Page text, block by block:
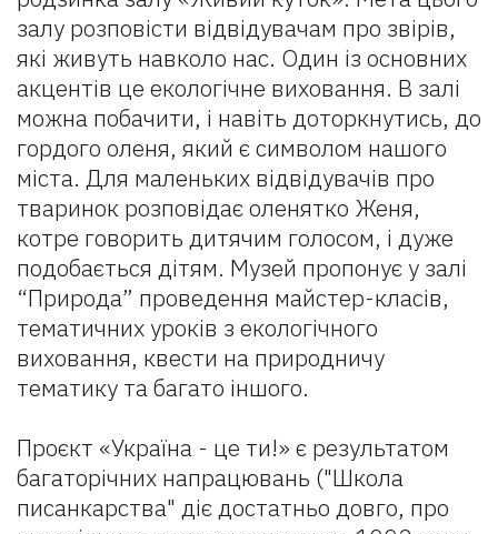
залу розповісти відвідувачам про звірів,
які живуть навколо нас. Один із основних
акцентів це екологічне виховання. В залі
можна побачити, і навіть доторкнутись, до
гордого оленя, який є символом нашого
міста. Для маленьких відвідувачів про
тваринок розповідає оленятко Женя,
котре говорить дитячим голосом, і дуже
подобається дітям. Музей пропонує у залі
“Природа” проведення майстер-класів,
тематичних уроків з екологічного
виховання, квести на природничу
тематику та багато іншого.
Проєкт «Україна - це ти!» є результатом
багаторічних напрацювань ("Школа
писанкарства" діє достатньо довго, про